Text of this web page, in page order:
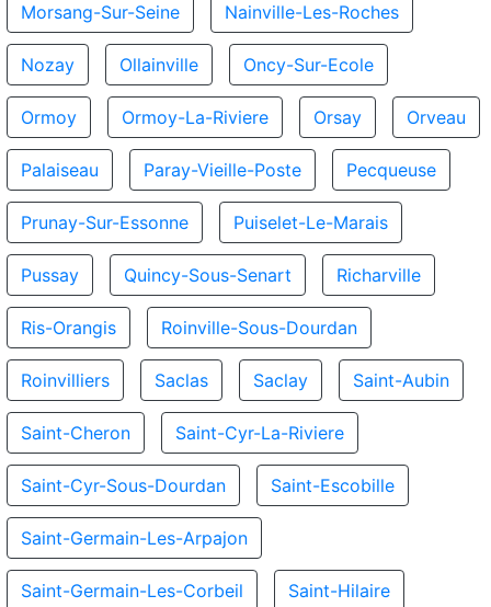
Morsang-Sur-Seine Nainville-Les-Roches
Nozay Ollainville Oncy-Sur-Ecole
Ormoy Ormoy-La-Riviere Orsay Orveau
Palaiseau Paray-Vieille-Poste Pecqueuse
Prunay-Sur-Essonne Puiselet-Le-Marais
Pussay Quincy-Sous-Senart Richarville
Ris-Orangis Roinville-Sous-Dourdan
Roinvilliers Saclas Saclay Saint-Aubin
Saint-Cheron Saint-Cyr-La-Riviere
Saint-Cyr-Sous-Dourdan Saint-Escobille
Saint-Germain-Les-Arpajon
Saint-Germain-Les-Corbeil Saint-Hilaire